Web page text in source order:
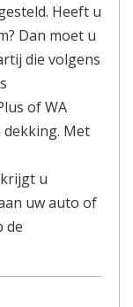
Heeft u
Dan moet u
die volgens
of WA
dekking. Met
u
uw auto of
de